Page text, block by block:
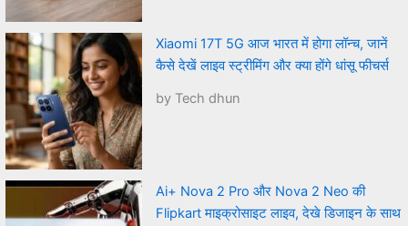
Xiaomi 17T 5G आज भारत में होगा लॉन्च, जानें
कैसे देखें लाइव स्ट्रीमिंग और क्या होंगे धांसू फीचर्स
by Tech dhun
Ai+ Nova 2 Pro और Nova 2 Neo की
Flipkart माइक्रोसाइट लाइव, देखे डिजाइन के साथ